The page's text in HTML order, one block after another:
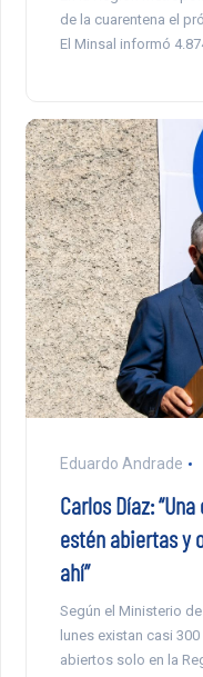
de la cuarentena el
El Minsal informó
Eduardo Andrade
Carlos Díaz:
estén abiertas y
ahí”
Según el Ministerio
lunes existan casi
abiertos solo en la